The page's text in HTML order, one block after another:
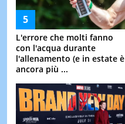
L'errore che molti fanno
con l'acqua durante
l'allenamento (e in estate è
ancora più ...